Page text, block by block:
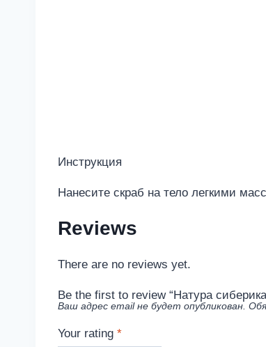
Инструкция
Нанесите скраб на тело легкими
Reviews
There are no reviews yet.
Be the first to review “Натура
Ваш адрес email не будет опубликован.
Your rating *